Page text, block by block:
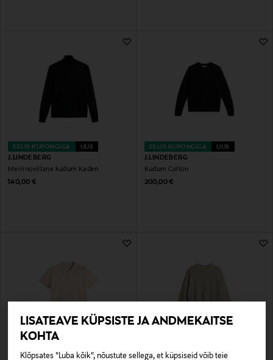
LISATEAVE KÜPSISTE JA ANDMEKAITSE
KOHTA
Klõpsates "Luba kõik", nõustute sellega, et küpsiseid võib teie
EELIS KUPONGIGA UUS
J.LINDEBERG
Meriinovillane kudum Kaden
Original Price
140,00 €
EELIS KUPONGIGA UUS
J.LINDEBERG
Kudum Colton
Original Price
200,00 €